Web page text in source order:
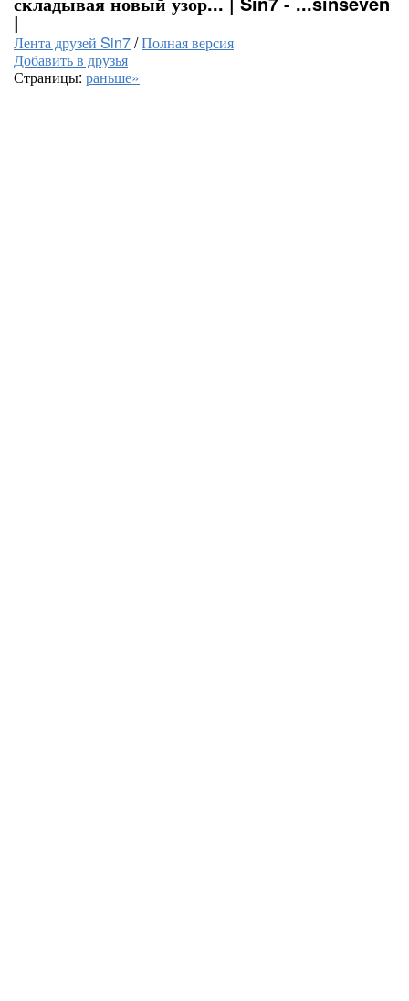
|
Лента друзей Sin7/Полная версия
Добавить в друзья
Страницы: раньше»